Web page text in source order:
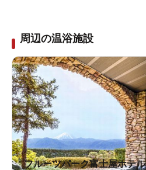
周辺の温浴施設
フルーツパーク富士屋ホテル